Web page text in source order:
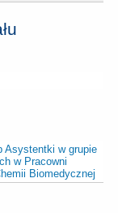
Asystentki w grupie
w Pracowni
Biomedycznej